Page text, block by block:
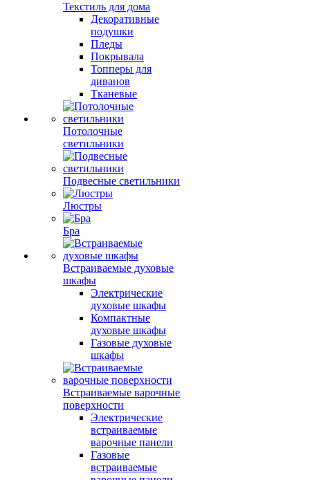
Текстиль для дома
Декоративные
подушки
Пледы
Покрывала
Топперы для
диванов
Тканевые
Потолочные
светильники
Подвесные светильники
Люстры
Бра
Встраиваемые духовые
шкафы
Электрические
духовые шкафы
Компактные
духовые шкафы
Газовые духовые
шкафы
Встраиваемые варочные
поверхности
Электрические
встраиваемые
варочные панели
Газовые
встраиваемые